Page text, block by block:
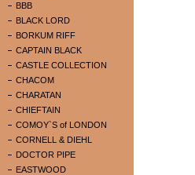
BBB
BLACK LORD
BORKUM RIFF
CAPTAIN BLACK
CASTLE COLLECTION
CHACOM
CHARATAN
CHIEFTAIN
COMOY`S of LONDON
CORNELL & DIEHL
DOCTOR PIPE
EASTWOOD